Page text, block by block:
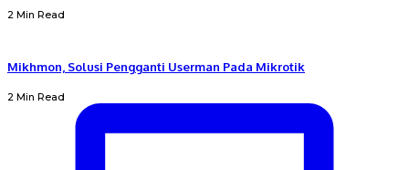
2 Min Read
Mikhmon, Solusi Pengganti Userman Pada Mikrotik
2 Min Read